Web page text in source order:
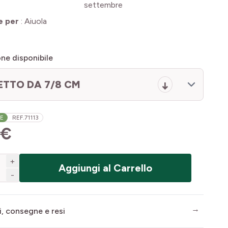
settembre
per : Aiuola
disponibile
DA 7/8 CM
REF.71113
+
-
Aggiungi al Carrello
consegne e resi